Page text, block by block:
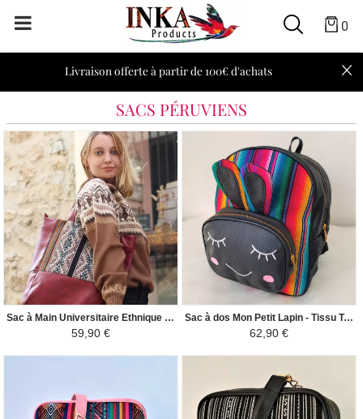
0
Livraison offerte à partir de 100€ d'achats
SACS PÉRUVIENS
Sac à Main Universitaire Ethnique XL - Tissu Péruvien - Bordeaux/ Nuances de Marron
59,90 €
Sac à dos Mon Petit Lapin - Tissu Traditionnel Péruvien Guacamayo - Coloré
62,90 €